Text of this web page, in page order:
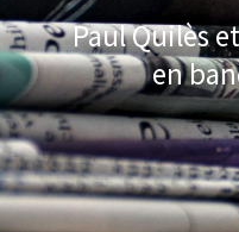
Paul Quilès
en